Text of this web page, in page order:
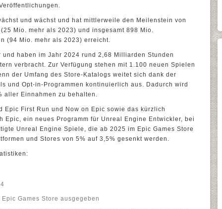
und wächst und hat mittlerweile den Meilenstein von
Mio. mehr als 2023) und insgesamt 898 Mio.
(94 Mio. mehr als 2023) erreicht.
haben im Jahr 2024 rund 2,68 Milliarden Stunden
verbracht. Zur Verfügung stehen mit 1.100 neuen Spielen
der Umfang des Store-Katalogs weitet sich dank der
und Opt-in-Programmen kontinuierlich aus. Dadurch wird
aller Einnahmen zu behalten.
Epic First Run und Now on Epic sowie das kürzlich
Epic, ein neues Programm für Unreal Engine Entwickler, bei
Unreal Engine Spiele, die ab 2025 im Epic Games Store
und Stores von 5% auf 3,5% gesenkt werden.
Games Store ausgegeben